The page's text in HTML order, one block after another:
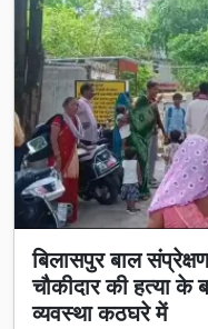
बिलासपुर बाल
चौकीदार की हत्या के
व्यवस्था कठघरे में